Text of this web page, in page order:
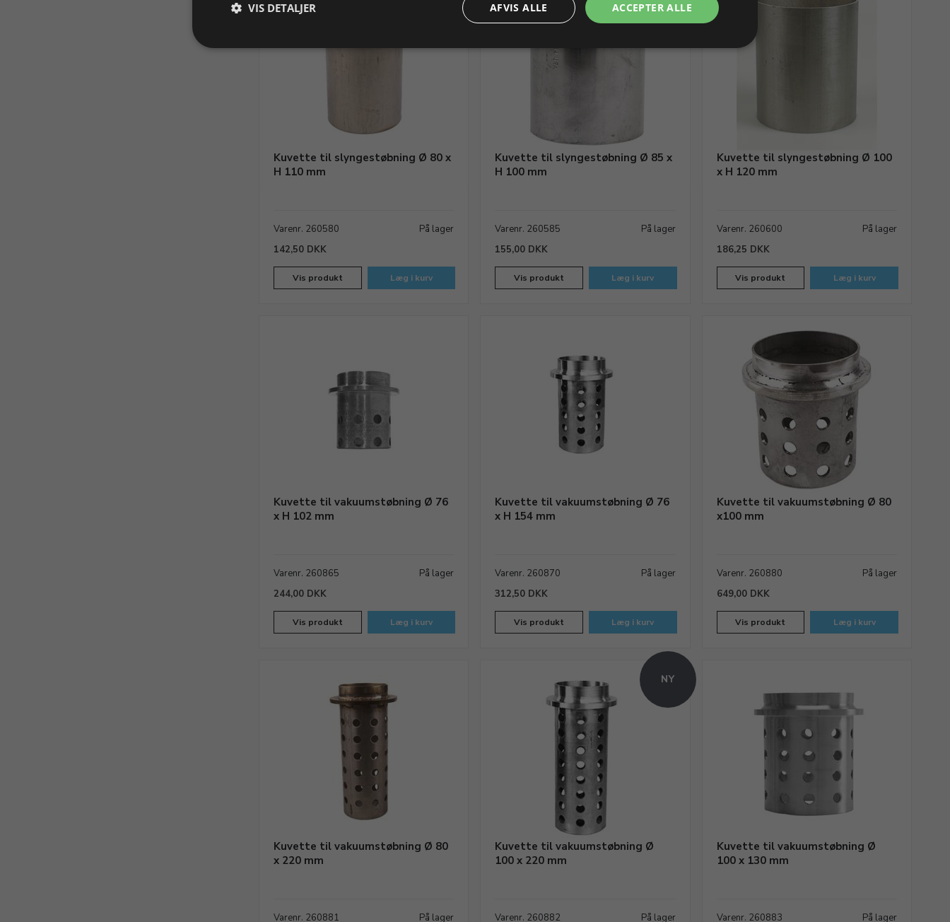
Kuvette til slyngestøbning Ø 80 x
H 110 mm
Varenr. 260580
På lager
142,50 DKK
Vis produkt Læg i kurv
Kuvette til slyngestøbning Ø 85 x
H 100 mm
Varenr. 260585
På lager
155,00 DKK
Vis produkt Læg i kurv
Kuvette til slyngestøbning Ø 100
x H 120 mm
Varenr. 260600
På lager
186,25 DKK
Vis produkt Læg i kurv
Kuvette til vakuumstøbning Ø 76
x H 102 mm
Varenr. 260865
På lager
244,00 DKK
Vis produkt Læg i kurv
Kuvette til vakuumstøbning Ø 76
x H 154 mm
Varenr. 260870
På lager
312,50 DKK
Vis produkt Læg i kurv
Kuvette til vakuumstøbning Ø 80
x100 mm
Varenr. 260880
På lager
649,00 DKK
Vis produkt Læg i kurv
Kuvette til vakuumstøbning Ø 80
x 220 mm
Varenr. 260881 På lager
NY
Kuvette til vakuumstøbning Ø
100 x 220 mm
Varenr. 260882 På lager
Kuvette til vakuumstøbning Ø
100 x 130 mm
Varenr. 260883 På lager
ACCEPTER ALLE
AFVIS ALLE
VIS DETALJER